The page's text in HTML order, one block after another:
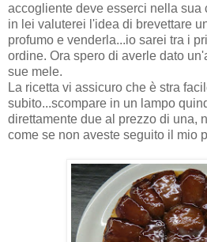
accogliente deve esserci nella sua
in lei valuterei l'idea di brevettare
profumo e venderla...io sarei tra i
ordine. Ora spero di averle dato
sue mele.
La ricetta vi assicuro che è stra
subito...scompare in un lampo
direttamente due al prezzo di una,
come se non aveste seguito il mio